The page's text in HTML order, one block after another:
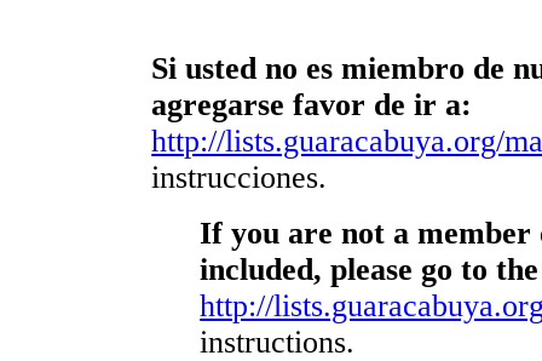
Si usted no es miembro de
agregarse favor de ir a:
http://lists.guaracabuya.org/
instrucciones.
If you are not a
included, please go to
http://
instructions.